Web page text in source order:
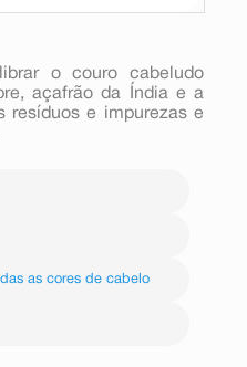
o couro cabeludo
açafrão da Índia e a
resíduos e impurezas e
as cores de cabelo